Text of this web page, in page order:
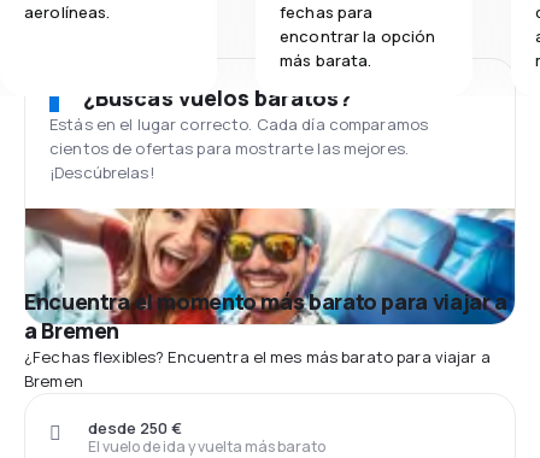
aerolíneas.
fechas para
encontrar la opción
más barata.
¿Buscas vuelos baratos?
Estás en el lugar correcto. Cada día comparamos
cientos de ofertas para mostrarte las mejores.
¡Descúbrelas!
Encuentra el momento más barato para viajar a
a Bremen
¿Fechas flexibles? Encuentra el mes más barato para viajar a
Bremen
El vuelo de ida y vuelta más barato
desde 250 €